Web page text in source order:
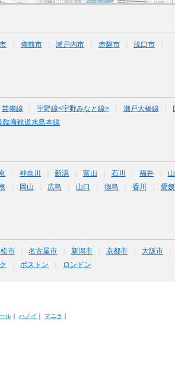
備前市 瀬戸内市 赤磐市
浅口市
芸備線 宇野線<宇野みなと線> 瀬戸大橋線
臨海鉄道水島本線
神奈川 新潟 富山 石川 福井
岡山 広島 山口 徳島 香川
愛媛
市 名古屋市 新潟市 京都市 大阪市
ボストン ロンドン
ル｜ ハノイ ｜ マニラ ｜